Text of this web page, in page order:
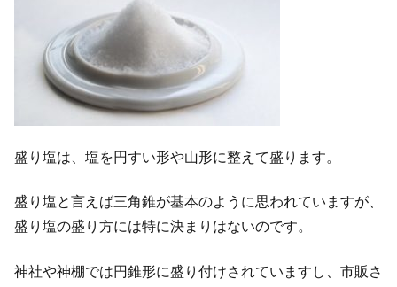
盛り塩は、塩を円すい形や山形に整えて盛ります。
盛り塩と言えば三角錐が基本のように思われていますが、
盛り塩の盛り方には特に決まりはないのです。
神社や神棚では円錐形に盛り付けされていますし、市販さ